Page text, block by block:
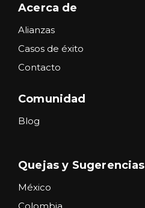
Acerca de
Alianzas
Casos de éxito
Contacto
Comunidad
Blog
Quejas y Sugerencias
México
Colombia